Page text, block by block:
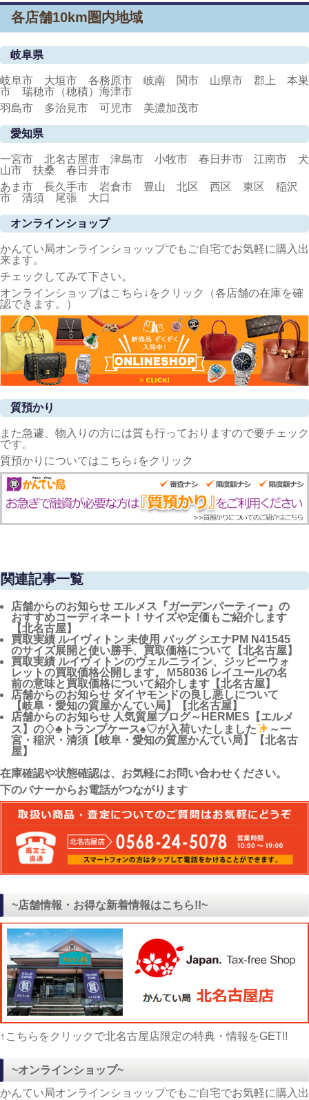
各店舗10km圏内地域
岐阜県
岐阜市 大垣市 各務原市 岐南 関市 山県市 郡上 本巣
市 瑞穂市（穂積）海津市
羽島市 多治見市 可児市 美濃加茂市
愛知県
一宮市 北名古屋市 津島市 小牧市 春日井市 江南市 犬
山市 扶桑 春日井市
あま市 長久手市 岩倉市 豊山 北区 西区 東区 稲沢
市 清須 尾張 大口
オンラインショップ
かんてい局オンラインショッップでもご自宅でお気軽に購入出
来ます。
チェックしてみて下さい。
オンラインショップはこちら↓をクリック（各店舗の在庫を確
認できます。）
質預かり
また急遽、物入りの方には質も行っておりますので要チェック
です。
質預かりについてはこちら↓をクリック
関連記事一覧
店舗からのお知らせ エルメス『ガーデンパーティー』の
おすすめコーディネート！サイズや定価もご紹介します
【北名古屋】
買取実績 ルイヴィトン 未使用 バッグ シエナPM N41545
のサイズ展開と使い勝手、買取価格について【北名古屋】
買取実績 ルイヴィトンのヴェルニライン、ジッピーウォ
レットの買取価格公開します。Ｍ58036 レイユールの名
前の意味と買取価格について紹介します【北名古屋】
店舗からのお知らせ ダイヤモンドの良し悪しについて
【岐阜・愛知の質屋かんてい局】【北名古屋】
店舗からのお知らせ 人気質屋ブログ～HERMES【エルメ
ス】の♢♣トランプケース♠♡が入荷いたしました
～一
宮・稲沢・清須【岐阜・愛知の質屋かんてい局】【北名古
屋】
在庫確認や状態確認は、お気軽にお問い合わせください。
下のバナーからお電話がつながります
~店舗情報・お得な新着情報はこちら!!~
↑こちらをクリックで北名古屋店限定の特典・情報をGET!!
~オンラインショップ~
かんてい局オンラインショッップでもご自宅でお気軽に購入出